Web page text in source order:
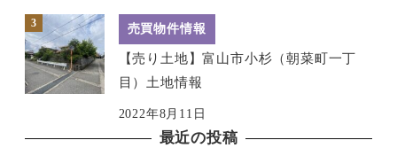
売買物件情報
【売り土地】富山市小杉（朝菜町一丁
目）土地情報
2022年8月11日
最近の投稿